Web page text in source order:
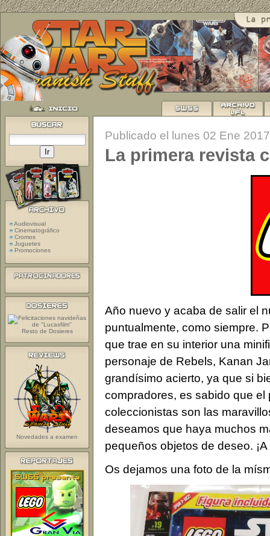
Publicado el lunes 02 Ene 2017
La primera revista
Año nuevo y acaba de salir el
puntualmente, como siempre.
que trae en su interior una
personaje de Rebels, Kanan
grandísimo acierto, ya que si
compradores, es sabido que
coleccionistas son las
deseamos que haya muchos
pequeños objetos de deseo. ¡A
Os dejamos una foto de la
Audiovisual
Cinematográfico
Cromos
Juguetes
Promociones
Resto de Dosieres
Novedades a examen